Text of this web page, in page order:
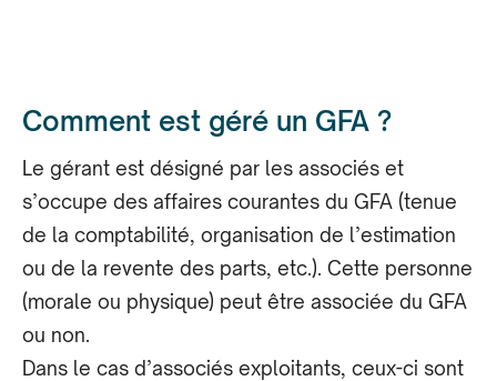
Comment est géré un GFA ?
Le gérant est désigné par les associés et
s’occupe des affaires courantes du GFA (tenue
de la comptabilité, organisation de l’estimation
ou de la revente des parts, etc.). Cette personne
(morale ou physique) peut être associée du GFA
ou non.
Dans le cas d’associés exploitants, ceux-ci sont